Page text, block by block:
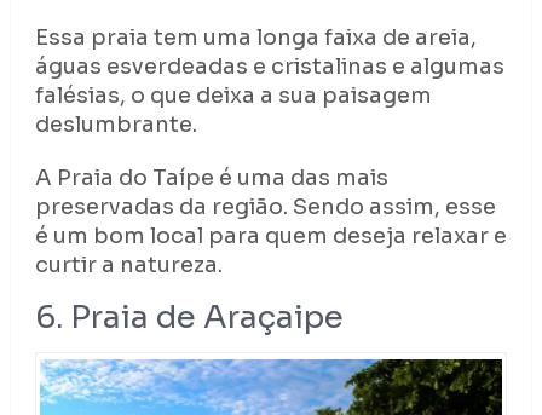
Essa praia tem uma longa faixa de areia,
águas esverdeadas e cristalinas e algumas
falésias, o que deixa a sua paisagem
deslumbrante.
A Praia do Taípe é uma das mais
preservadas da região. Sendo assim, esse
é um bom local para quem deseja relaxar e
curtir a natureza.
6. Praia de Araçaipe